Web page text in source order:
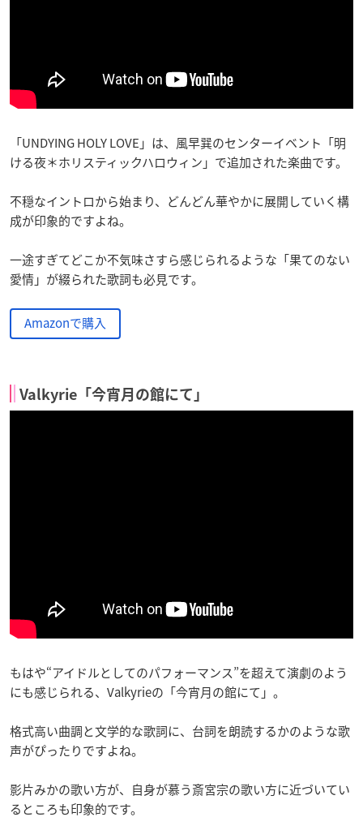
「UNDYING HOLY LOVE」は、風早巽のセンターイベント「明
ける夜＊ホリスティックハロウィン」で追加された楽曲です。
不穏なイントロから始まり、どんどん華やかに展開していく構
成が印象的ですよね。
一途すぎてどこか不気味さすら感じられるような「果てのない
愛情」が綴られた歌詞も必見です。
Amazonで購入
Valkyrie「今宵月の館にて」
もはや“アイドルとしてのパフォーマンス”を超えて演劇のよう
にも感じられる、Valkyrieの「今宵月の館にて」。
格式高い曲調と文学的な歌詞に、台詞を朗読するかのような歌
声がぴったりですよね。
影片みかの歌い方が、自身が慕う斎宮宗の歌い方に近づいてい
るところも印象的です。